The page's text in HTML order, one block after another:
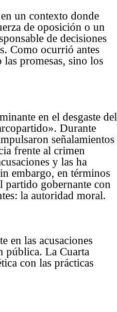
un contexto donde
de oposición o un
de decisiones
Como ocurrió antes
promesas, sino los
en el desgaste del
Durante
señalamientos
frente al crimen
y las ha
embargo, en términos
partido gobernante con
la autoridad moral.
en las acusaciones
pública. La Cuarta
con las prácticas